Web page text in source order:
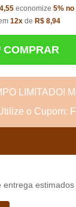
economize 5% no
12xde R$ 8,94
COMPRAR
LIMITADO!
o Cupom: